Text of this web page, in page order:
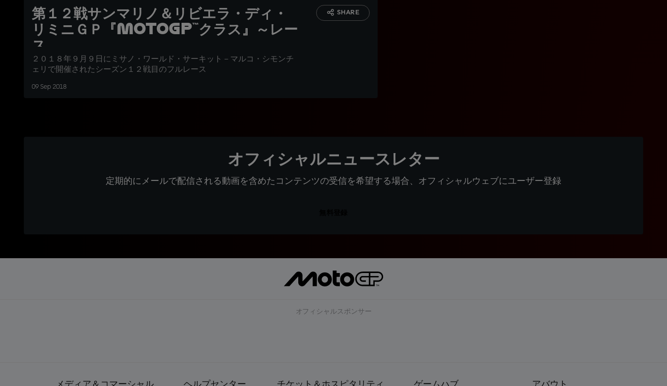
第１２戦サンマリノ＆リビエラ・ディ・
リミニＧＰ『MotoGP™クラス』～レー
ス
２０１８年９月９日にミサノ・ワールド・サーキット－マルコ・シモンチ
ェリで開催されたシーズン１２戦目のフルレース
09 Sep 2018
SHARE
オフィシャルニュースレター
定期的にメールで配信される動画を含めたコンテンツの受信を希望する場合、オフィシャルウェブにユーザー登録
オフィシャルスポンサー